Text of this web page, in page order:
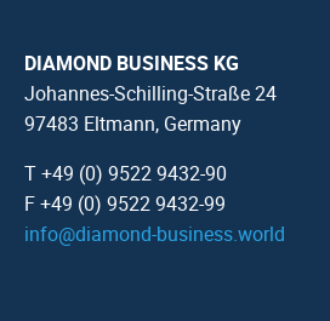
DIAMOND BUSINESS KG
Johannes-Schilling-Straße 24
97483 Eltmann, Germany
T +49 (0) 9522 9432-90
F +49 (0) 9522 9432-99
info@diamond-business.world